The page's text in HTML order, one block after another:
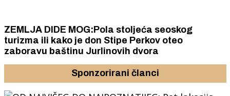
ZEMLJA DIDE MOG:Pola stoljeća seoskog
turizma ili kako je don Stipe Perkov oteo
zaboravu baštinu Jurlinovih dvora
Sponzorirani članci